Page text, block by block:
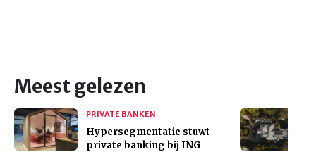
Meest gelezen
PRIVATE BANKEN
Hypersegmentatie stuwt
private banking bij ING